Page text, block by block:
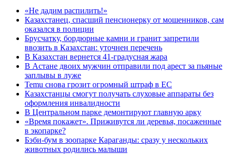
«Не дадим распилить!»
Казахстанец, спасший пенсионерку от мошенников, сам
оказался в полиции
Брусчатку, бордюрные камни и гранит запретили
ввозить в Казахстан: уточнен перечень
В Казахстан вернется 41-градусная жара
В Астане двоих мужчин отправили под арест за пьяные
заплывы в луже
Temu снова грозит огромный штраф в ЕС
Казахстанцы смогут получать слуховые аппараты без
оформления инвалидности
В Центральном парке демонтируют главную арку
«Время покажет». Приживутся ли деревья, посаженные
в экопарке?
Бэби-бум в зоопарке Караганды: сразу у нескольких
животных родились малыши